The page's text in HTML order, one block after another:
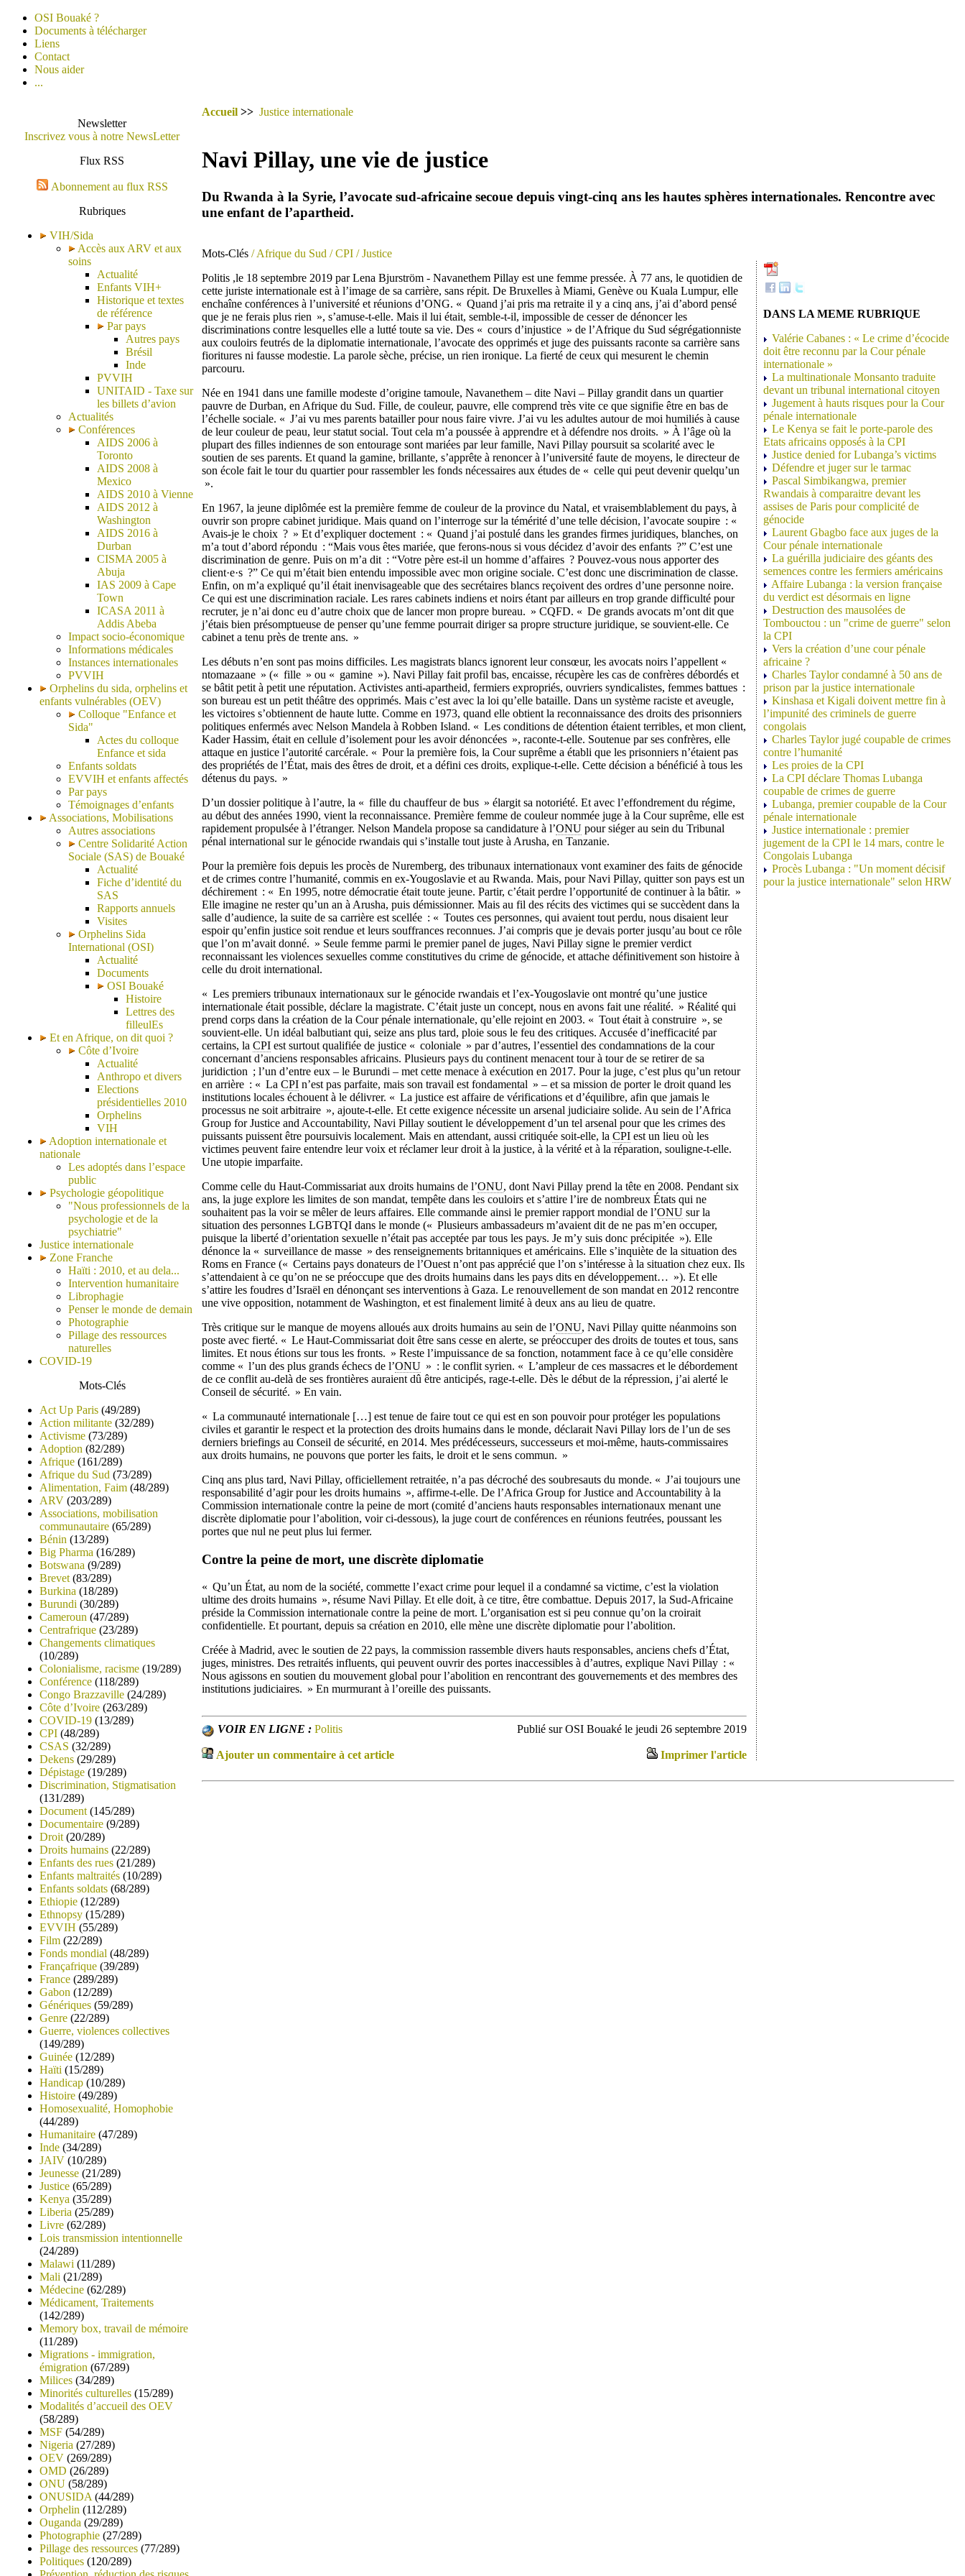
OSI Bouaké ?
Documents à télécharger
Liens
Contact
Nous aider
...
Newsletter
Inscrivez vous à notre NewsLetter
Flux RSS
Abonnement au flux RSS
Rubriques
VIH/Sida
Accès aux ARV et aux
soins
Actualité
Enfants VIH+
Historique et textes
de référence
Par pays
Autres pays
Brésil
Inde
PVVIH
UNITAID - Taxe sur
les billets d’avion
Actualités
Conférences
AIDS 2006 à
Toronto
AIDS 2008 à
Mexico
AIDS 2010 à Vienne
AIDS 2012 à
Washington
AIDS 2016 à
Durban
CISMA 2005 à
Abuja
IAS 2009 à Cape
Town
ICASA 2011 à
Addis Abeba
Impact socio-économique
Informations médicales
Instances internationales
PVVIH
Orphelins du sida, orphelins et
enfants vulnérables (OEV)
Colloque "Enfance et
Sida"
Actes du colloque
Enfance et sida
Enfants soldats
EVVIH et enfants affectés
Par pays
Témoignages d’enfants
Associations, Mobilisations
Autres associations
Centre Solidarité Action
Sociale (SAS) de Bouaké
Actualité
Fiche d’identité du
SAS
Rapports annuels
Visites
Orphelins Sida
International (OSI)
Actualité
Documents
OSI Bouaké
Histoire
Lettres des
filleulEs
Et en Afrique, on dit quoi ?
Côte d’Ivoire
Actualité
Anthropo et divers
Elections
présidentielles 2010
Orphelins
VIH
Adoption internationale et
nationale
Les adoptés dans l’espace
public
Psychologie géopolitique
"Nous professionnels de la
psychologie et de la
psychiatrie"
Justice internationale
Zone Franche
Haïti : 2010, et au dela...
Intervention humanitaire
Librophagie
Penser le monde de demain
Photographie
Pillage des ressources
naturelles
COVID-19
Mots-Clés
Act Up Paris (49/289)
Action militante (32/289)
Activisme (73/289)
Adoption (82/289)
Afrique (161/289)
Afrique du Sud (73/289)
Alimentation, Faim (48/289)
ARV (203/289)
Associations, mobilisation
communautaire (65/289)
Bénin (13/289)
Big Pharma (16/289)
Botswana (9/289)
Brevet (83/289)
Burkina (18/289)
Burundi (30/289)
Cameroun (47/289)
Centrafrique (23/289)
Changements climatiques
(10/289)
Colonialisme, racisme (19/289)
Conférence (118/289)
Congo Brazzaville (24/289)
Côte d’Ivoire (263/289)
COVID-19 (13/289)
CPI (48/289)
CSAS (32/289)
Dekens (29/289)
Dépistage (19/289)
Discrimination, Stigmatisation
(131/289)
Document (145/289)
Documentaire (9/289)
Droit (20/289)
Droits humains (22/289)
Enfants des rues (21/289)
Enfants maltraités (10/289)
Enfants soldats (68/289)
Ethiopie (12/289)
Ethnopsy (15/289)
EVVIH (55/289)
Film (22/289)
Fonds mondial (48/289)
Françafrique (39/289)
France (289/289)
Gabon (12/289)
Génériques (59/289)
Genre (22/289)
Guerre, violences collectives
(149/289)
Guinée (12/289)
Haïti (15/289)
Handicap (10/289)
Histoire (49/289)
Homosexualité, Homophobie
(44/289)
Humanitaire (47/289)
Inde (34/289)
JAIV (10/289)
Jeunesse (21/289)
Justice (65/289)
Kenya (35/289)
Liberia (25/289)
Livre (62/289)
Lois transmission intentionnelle
(24/289)
Malawi (11/289)
Mali (21/289)
Médecine (62/289)
Médicament, Traitements
(142/289)
Memory box, travail de mémoire
(11/289)
Migrations - immigration,
émigration (67/289)
Milices (34/289)
Minorités culturelles (15/289)
Modalités d’accueil des OEV
(58/289)
MSF (54/289)
Nigeria (27/289)
OEV (269/289)
OMD (26/289)
ONU (58/289)
ONUSIDA (44/289)
Orphelin (112/289)
Ouganda (29/289)
Photographie (27/289)
Pillage des ressources (77/289)
Politiques (120/289)
Accueil >> Justice internationale
Navi Pillay, une vie de justice
Du Rwanda à la Syrie, l’avocate sud-africaine secoue depuis vingt-cinq ans les hautes sphères internationales. Rencontre avec
une enfant de l’apartheid.
Mots-Clés / Afrique du Sud / CPI / Justice
Politis ,le 18 septembre 2019 par Lena Bjurström - Navanethem Pillay est une femme pressée. À 77 ans, le quotidien de
cette juriste internationale est à l’image de sa carrière, sans répit. De Bruxelles à Miami, Genève ou Kuala Lumpur, elle
enchaîne conférences à l’université et réunions d’ONG. « Quand j’ai pris ma retraite il y a cinq ans, j’ai d’abord pensé
que je ne ferais plus rien », s’amuse-t-elle. Mais il lui était, semble-t-il, impossible de cesser de dénoncer les
discriminations contre lesquelles elle a lutté toute sa vie. Des « cours d’injustice » de l’Afrique du Sud ségrégationniste
aux couloirs feutrés de la diplomatie internationale, l’avocate des opprimés et juge des puissants raconte sa carrière sans
fioritures ni fausse modestie. La parole sèche, précise, un rien ironique. La fierté de ceux qui mesurent le chemin
parcouru.
Née en 1941 dans une famille modeste d’origine tamoule, Navanethem – dite Navi – Pillay grandit dans un quartier
pauvre de Durban, en Afrique du Sud. Fille, de couleur, pauvre, elle comprend très vite ce que signifie être en bas de
l’échelle sociale. « J’ai vu mes parents batailler pour nous faire vivre. J’ai vu les adultes autour de moi humiliés à cause
de leur couleur de peau, leur statut social. Tout cela m’a poussée à apprendre et à défendre nos droits. » À l’âge où la
plupart des filles indiennes de son entourage sont mariées par leur famille, Navi Pillay poursuit sa scolarité avec le
soutien de ses parents. Et quand la gamine, brillante, s’apprête à renoncer à l’université faute de moyens, le directeur de
son école fait le tour du quartier pour rassembler les fonds nécessaires aux études de « celle qui peut devenir quelqu’un
».
En 1967, la jeune diplômée est la première femme de couleur de la province du Natal, et vraisemblablement du pays, à
ouvrir son propre cabinet juridique. Mais quand on l’interroge sur la témérité d’une telle décision, l’avocate soupire : «
Avais-je le choix ? » Et d’expliquer doctement : « Quand j’ai postulé dans les grandes firmes juridiques, blanches, on
m’a tout d’abord répondu : “Mais vous êtes mariée, que ferons-nous si vous décidez d’avoir des enfants ?” C’est une
discrimination de genre. Puis on m’a dit : “Votre père est-il un homme d’affaires ? Pouvez-vous nous apporter des
client·e·s ?” Ce qui m’était bien entendu impossible avec mon origine sociale. C’est donc une discrimination de classe.
Enfin, on m’a expliqué qu’il était inenvisageable que des secrétaires blancs reçoivent des ordres d’une personne noire.
Ce qui est une discrimination raciale. Les rares cabinets indiens et noirs étant par ailleurs en trop grande difficulté pour
recruter, je n’ai donc eu d’autre choix que de lancer mon propre bureau. » CQFD. « De grands avocats m’ont dit que
j’étais bien présomptueuse de penser qu’une femme pourrait diriger sa propre structure juridique, se souvient-elle. Ce
cabinet a tenu près de trente ans. »
Les débuts n’en sont pas moins difficiles. Les magistrats blancs ignorent leur consœur, les avocats noirs l’appellent «
ntomazaane » (« fille » ou « gamine »). Navi Pillay fait profil bas, encaisse, récupère les cas de confrères débordés et
se bâtit petit à petit une réputation. Activistes anti-apartheid, fermiers expropriés, ouvriers syndicalistes, femmes battues :
son bureau est un petit théâtre des opprimés. Mais c’est avec la loi qu’elle bataille. Dans un système raciste et aveugle,
les victoires s’obtiennent de haute lutte. Comme en 1973, quand elle obtient la reconnaissance des droits des prisonniers
politiques enfermés avec Nelson Mandela à Robben Island. « Les conditions de détention étaient terribles, et mon client,
Kader Hassim, était en cellule d’isolement pour les avoir dénoncées », raconte-t-elle. Soutenue par ses confrères, elle
attaque en justice l’autorité carcérale. « Pour la première fois, la Cour suprême a établi que les prisonniers n’étaient pas
des propriétés de l’État, mais des êtres de droit, et a défini ces droits, explique-t-elle. Cette décision a bénéficié à tous les
détenus du pays. »
D’un dossier politique à l’autre, la « fille du chauffeur de bus » élargit sa notoriété. Et avec l’effondrement du régime,
au début des années 1990, vient la reconnaissance. Première femme de couleur nommée juge à la Cour suprême, elle est
rapidement propulsée à l’étranger. Nelson Mandela propose sa candidature à l’ONU pour siéger au sein du Tribunal
pénal international sur le génocide rwandais qui s’installe tout juste à Arusha, en Tanzanie.
Pour la première fois depuis les procès de Nuremberg, des tribunaux internationaux vont examiner des faits de génocide
et de crimes contre l’humanité, commis en ex-Yougoslavie et au Rwanda. Mais, pour Navi Pillay, quitter son pays est un
déchirement : « En 1995, notre démocratie était toute jeune. Partir, c’était perdre l’opportunité de continuer à la bâtir. »
Elle imagine ne rester qu’un an à Arusha, puis démissionner. Mais au fil des récits des victimes qui se succèdent dans la
salle d’audience, la suite de sa carrière est scellée : « Toutes ces personnes, qui avaient tout perdu, nous disaient leur
espoir qu’enfin justice soit rendue et leurs souffrances reconnues. J’ai compris que je devais porter jusqu’au bout ce rôle
que l’on m’avait donné. » Seule femme parmi le premier panel de juges, Navi Pillay signe le premier verdict
reconnaissant les violences sexuelles comme constitutives du crime de génocide, et attache définitivement son histoire à
celle du droit international.
« Les premiers tribunaux internationaux sur le génocide rwandais et l’ex-Yougoslavie ont montré qu’une justice
internationale était possible, déclare la magistrate. C’était juste un concept, nous en avons fait une réalité. » Réalité qui
prend corps dans la création de la Cour pénale internationale, qu’elle rejoint en 2003. « Tout était à construire », se
souvient-elle. Un idéal balbutiant qui, seize ans plus tard, ploie sous le feu des critiques. Accusée d’inefficacité par
certains, la CPI est surtout qualifiée de justice « coloniale » par d’autres, l’essentiel des condamnations de la cour
concernant d’anciens responsables africains. Plusieurs pays du continent menacent tour à tour de se retirer de sa
juridiction ; l’un d’entre eux – le Burundi – met cette menace à exécution en 2017. Pour la juge, c’est plus qu’un retour
en arrière : « La CPI n’est pas parfaite, mais son travail est fondamental » – et sa mission de porter le droit quand les
institutions locales échouent à le délivrer. « La justice est affaire de vérifications et d’équilibre, afin que jamais le
processus ne soit arbitraire », ajoute-t-elle. Et cette exigence nécessite un arsenal judiciaire solide. Au sein de l’Africa
Group for Justice and Accountability, Navi Pillay soutient le développement d’un tel arsenal pour que les crimes des
puissants puissent être poursuivis localement. Mais en attendant, aussi critiquée soit-elle, la CPI est un lieu où les
victimes peuvent faire entendre leur voix et réclamer leur droit à la justice, à la vérité et à la réparation, souligne-t-elle.
Une utopie imparfaite.
Comme celle du Haut-Commissariat aux droits humains de l’ONU, dont Navi Pillay prend la tête en 2008. Pendant six
ans, la juge explore les limites de son mandat, tempête dans les couloirs et s’attire l’ire de nombreux États qui ne
souhaitent pas la voir se mêler de leurs affaires. Elle commande ainsi le premier rapport mondial de l’ONU sur la
situation des personnes LGBTQI dans le monde (« Plusieurs ambassadeurs m’avaient dit de ne pas m’en occuper,
puisque la liberté d’orientation sexuelle n’était pas acceptée par tous les pays. Je m’y suis donc précipitée »). Elle
dénonce la « surveillance de masse » des renseignements britanniques et américains. Elle s’inquiète de la situation des
Roms en France (« Certains pays donateurs de l’Ouest n’ont pas apprécié que l’on s’intéresse à la situation chez eux. Ils
s’attendaient à ce qu’on ne se préoccupe que des droits humains dans les pays dits en développement… »). Et elle
s’attire les foudres d’Israël en dénonçant ses interventions à Gaza. Le renouvellement de son mandat en 2012 rencontre
une vive opposition, notamment de Washington, et est finalement limité à deux ans au lieu de quatre.
Très critique sur le manque de moyens alloués aux droits humains au sein de l’ONU, Navi Pillay quitte néanmoins son
poste avec fierté. « Le Haut-Commissariat doit être sans cesse en alerte, se préoccuper des droits de toutes et tous, sans
limites. Et nous étions sur tous les fronts. » Reste l’impuissance de sa fonction, notamment face à ce qu’elle considère
comme « l’un des plus grands échecs de l’ONU » : le conflit syrien. « L’ampleur de ces massacres et le débordement
de ce conflit au-delà de ses frontières auraient dû être anticipés, rage-t-elle. Dès le début de la répression, j’ai alerté le
Conseil de sécurité. » En vain.
« La communauté internationale […] est tenue de faire tout ce qui est en son pouvoir pour protéger les populations
civiles et garantir le respect et la protection des droits humains dans le monde, déclarait Navi Pillay lors de l’un de ses
derniers briefings au Conseil de sécurité, en 2014. Mes prédécesseurs, successeurs et moi-même, hauts-commissaires
aux droits humains, ne pouvons que porter les faits, le droit et le sens commun. »
Cinq ans plus tard, Navi Pillay, officiellement retraitée, n’a pas décroché des soubresauts du monde. « J’ai toujours une
responsabilité d’agir pour les droits humains », affirme-t-elle. De l’Africa Group for Justice and Accountability à la
Commission internationale contre la peine de mort (comité d’anciens hauts responsables internationaux menant une
discrète diplomatie pour l’abolition, voir ci-dessous), la juge court de conférences en réunions feutrées, poussant les
portes que nul ne peut plus lui fermer.
Contre la peine de mort, une discrète diplomatie
« Qu’un État, au nom de la société, commette l’exact crime pour lequel il a condamné sa victime, c’est la violation
ultime des droits humains », résume Navi Pillay. Et elle doit, à ce titre, être combattue. Depuis 2017, la Sud-Africaine
préside la Commission internationale contre la peine de mort. L’organisation est si peu connue qu’on la croirait
confidentielle. Et pourtant, depuis sa création en 2010, elle mène une discrète diplomatie pour l’abolition.
Créée à Madrid, avec le soutien de 22 pays, la commission rassemble divers hauts responsables, anciens chefs d’État,
juges, ministres. Des retraités influents, qui peuvent ouvrir des portes inaccessibles à d’autres, explique Navi Pillay : «
Nous agissons en soutien du mouvement global pour l’abolition en rencontrant des gouvernements et des membres des
institutions judiciaires. » En murmurant à l’oreille des puissants.
VOIR EN LIGNE : Politis Publié sur OSI Bouaké le jeudi 26 septembre 2019
Ajouter un commentaire à cet article Imprimer l'article
DANS LA MEME RUBRIQUE
Valérie Cabanes : « Le crime d’écocide
doit être reconnu par la Cour pénale
internationale »
La multinationale Monsanto traduite
devant un tribunal international citoyen
Jugement à hauts risques pour la Cour
pénale internationale
Le Kenya se fait le porte-parole des
Etats africains opposés à la CPI
Justice denied for Lubanga’s victims
Défendre et juger sur le tarmac
Pascal Simbikangwa, premier
Rwandais à comparaitre devant les
assises de Paris pour complicité de
génocide
Laurent Gbagbo face aux juges de la
Cour pénale internationale
La guérilla judiciaire des géants des
semences contre les fermiers américains
Affaire Lubanga : la version française
du verdict est désormais en ligne
Destruction des mausolées de
Tombouctou : un "crime de guerre" selon
la CPI
Vers la création d’une cour pénale
africaine ?
Charles Taylor condamné à 50 ans de
prison par la justice internationale
Kinshasa et Kigali doivent mettre fin à
l’impunité des criminels de guerre
congolais
Charles Taylor jugé coupable de crimes
contre l’humanité
Les proies de la CPI
La CPI déclare Thomas Lubanga
coupable de crimes de guerre
Lubanga, premier coupable de la Cour
pénale internationale
Justice internationale : premier
jugement de la CPI le 14 mars, contre le
Congolais Lubanga
Procès Lubanga : "Un moment décisif
pour la justice internationale" selon HRW